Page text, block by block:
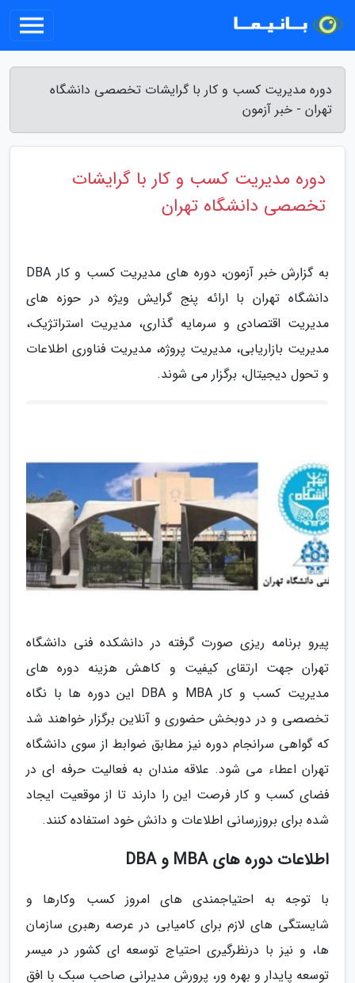
دوره مدیریت کسب و کار با گرایشات تخصصی دانشگاه
تهران - خبر آزمون
دوره مدیریت کسب و کار با گرایشات
تخصصی دانشگاه تهران
به گزارش خبر آزمون، دوره های مدیریت کسب و کار DBA
دانشگاه تهران با ارائه پنج گرایش ویژه در حوزه های
مدیریت اقتصادی و سرمایه گذاری، مدیریت استراتژیک،
مدیریت بازاریابی، مدیریت پروژه، مدیریت فناوری اطلاعات
و تحول دیجیتال، برگزار می شوند.
پیرو برنامه ریزی صورت گرفته در دانشکده فنی دانشگاه
تهران جهت ارتقای کیفیت و کاهش هزینه دوره های
مدیریت کسب و کار MBA و DBA این دوره ها با نگاه
تخصصی و در دوبخش حضوری و آنلاین برگزار خواهند شد
که گواهی سرانجام دوره نیز مطابق ضوابط از سوی دانشگاه
تهران اعطاء می شود. علاقه مندان به فعالیت حرفه ای در
فضای کسب و کار فرصت این را دارند تا از موقعیت ایجاد
شده برای بروزرسانی اطلاعات و دانش خود استفاده کنند.
اطلاعات دوره های MBA و DBA
با توجه به احتیاجمندی های امروز کسب وکارها و
شایستگی های لازم برای کامیابی در عرصه رهبری سازمان
ها، و نیز با درنظرگیری احتیاج توسعه ای کشور در میسر
توسعه پایدار و بهره ور، پرورش مدیرانی صاحب سبک با افق